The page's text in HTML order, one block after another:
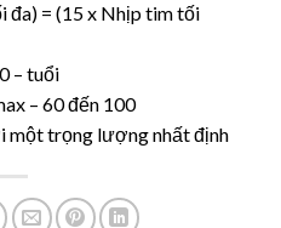
đa) = (15 x Nhịp tim tối
– tuổi
– 60 đến 100
một trọng lượng nhất định